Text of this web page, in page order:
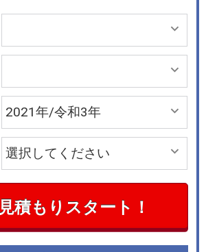
確保機能の作動条件をより積極
に変更。さらに車線変更支援で
被合流区間から区間外へのレー
援ができるようにした。また視
背景色などメーターグラフィッ
。すでに購入済みのユーザー
用したソフトウェアアップデー
機能を提供する。加えて、新た
を装着た。すでに購入済み
売店でのLiDARの装着を予定し
見積もりスタート！